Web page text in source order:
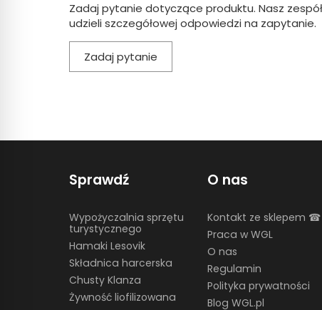
Zadaj pytanie dotyczące produktu. Nasz
udzieli szczegółowej odpowiedzi na zapytanie.
Zadaj pytanie
Sprawdź
Wypożyczalnia sprzętu
turystycznego
Hamaki Lesovik
Składnica harcerska
Chusty Klanza
Żywność liofilizowana
O nas
Kontakt ze sklepem ☎
Praca w WGL
O nas
Regulamin
Polityka prywatności
Blog WGL.pl